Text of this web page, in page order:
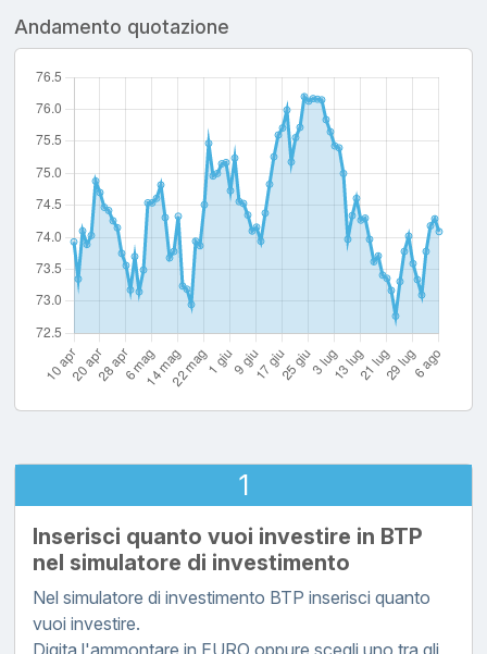
Andamento quotazione
1
Inserisci quanto vuoi investire in BTP
nel simulatore di investimento
Nel simulatore di investimento BTP inserisci quanto
vuoi investire.
Digita l'ammontare in EURO oppure scegli uno tra gli